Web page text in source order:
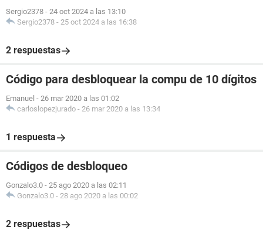
Sergio2378 - 24 oct 2024 a las 13:10
Sergio2378 - 25 oct 2024 a las 16:38
2 respuestas
Código para desbloquear la compu de 10 dígitos
Emanuel - 26 mar 2020 a las 01:02
carloslopezjurado - 26 mar 2020 a las 13:34
1 respuesta
Códigos de desbloqueo
Gonzalo3.0 - 25 ago 2020 a las 02:11
Gonzalo3.0 - 28 ago 2020 a las 00:02
2 respuestas